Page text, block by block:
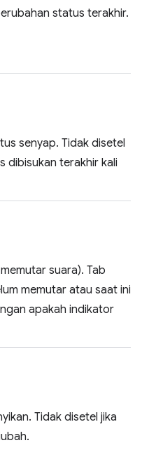
status terakhir.
senyap. Tidak disetel
dibisukan terakhir kali
suara). Tab
memutar atau saat ini
apakah indikator
Tidak disetel jika